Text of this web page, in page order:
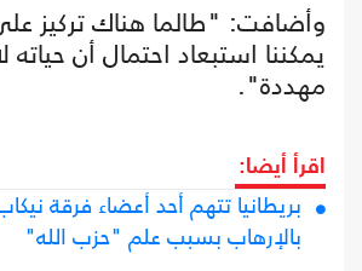
وأضافت: "طالما هناك تركيز
يمكننا استبعاد احتمال أن حياته
مهددة".
اقرأ أيضا:
بريطانيا تتهم أحد أعضاء فرقة
بالإرهاب بسبب علم "حزب الله"